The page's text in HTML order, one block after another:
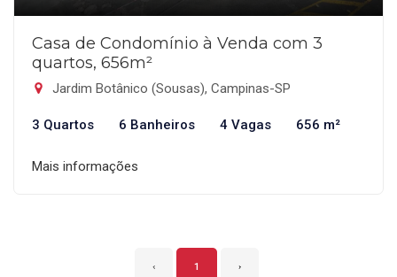
Casa de Condomínio à Venda com 3
quartos, 656m²
Jardim Botânico (Sousas), Campinas-SP
3 Quartos 6 Banheiros 4 Vagas 656 m²
Mais informações
‹ 1 ›